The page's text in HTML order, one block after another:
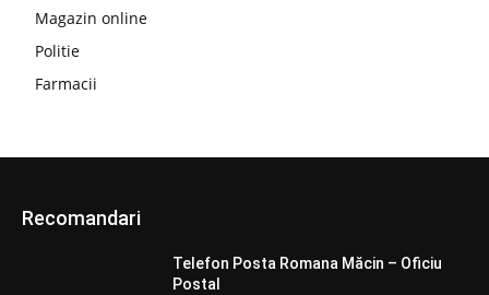
Magazin online
Politie
Farmacii
Recomandari
Telefon Posta Romana Măcin – Oficiu
Postal